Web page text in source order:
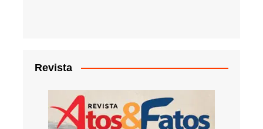
Revista